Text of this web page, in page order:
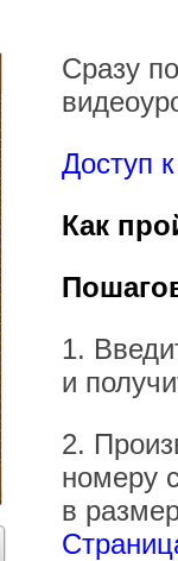
Сразу
Доступ
Как
1.
и
2.
номеру
в